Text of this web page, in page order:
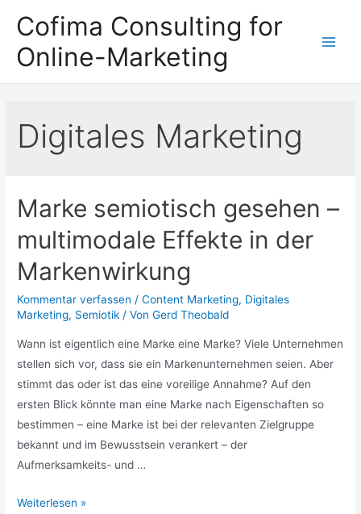
Inhalt
springen
Cofima Consulting for
Online-Marketing
Digitales Marketing
Marke semiotisch gesehen –
multimodale Effekte in der
Markenwirkung
Kommentar verfassen /Content Marketing, Digitales
Marketing, Semiotik / VonGerd Theobald
Wann ist eigentlich eine Marke eine Marke? Viele Unternehmen
stellen sich vor, dass sie ein Markenunternehmen seien. Aber
stimmt das oder ist das eine voreilige Annahme? Auf den
ersten Blick könnte man eine Marke nach Eigenschaften so
bestimmen – eine Marke ist bei der relevanten Zielgruppe
bekannt und im Bewusstsein verankert – der
Aufmerksamkeits- und …
Marke
Weiterlesen »